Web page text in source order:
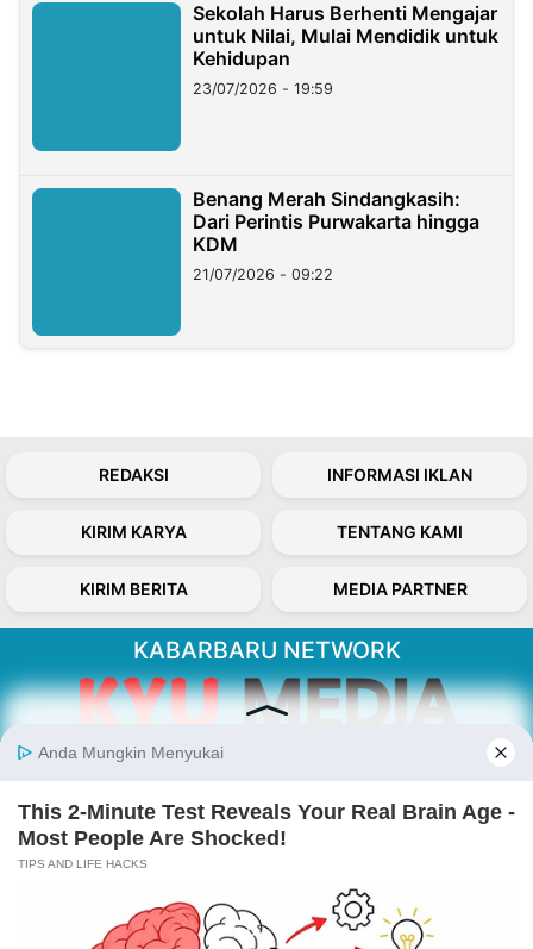
Sekolah Harus Berhenti Mengajar
untuk Nilai, Mulai Mendidik untuk
Kehidupan
23/07/2026 - 19:59
Benang Merah Sindangkasih:
Dari Perintis Purwakarta hingga
KDM
21/07/2026 - 09:22
REDAKSI INFORMASI IKLAN
KIRIM KARYA TENTANG KAMI
KIRIM BERITA MEDIA PARTNER
KABARBARU NETWORK
Kabarbaru.co menyajikan berita aktual dan
serta terverifikasi dari sumber yang tepat.
Follow Kabarbaru